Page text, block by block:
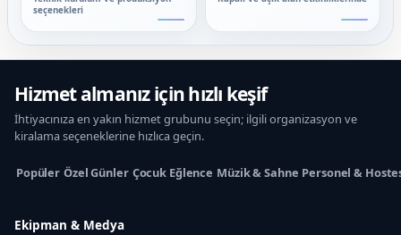
seçenekleri
Hizmet almanız için hızlı keşif
İhtiyacınıza en yakın hizmet grubunu seçin; ilgili organizasyon ve
kiralama seçeneklerine hızlıca geçin.
Popüler Özel Günler Çocuk Eğlence Müzik & Sahne Personel &
Ekipman & Medya